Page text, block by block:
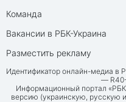
Команда
Вакансии в РБК-Украина
Разместить рекламу
Идентификатор онлайн-медиа в
—
Информационный портал
версию (украинскую, русскую